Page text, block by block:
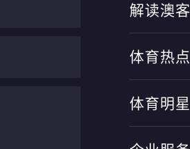
解读澳客
体育热点
体育明星